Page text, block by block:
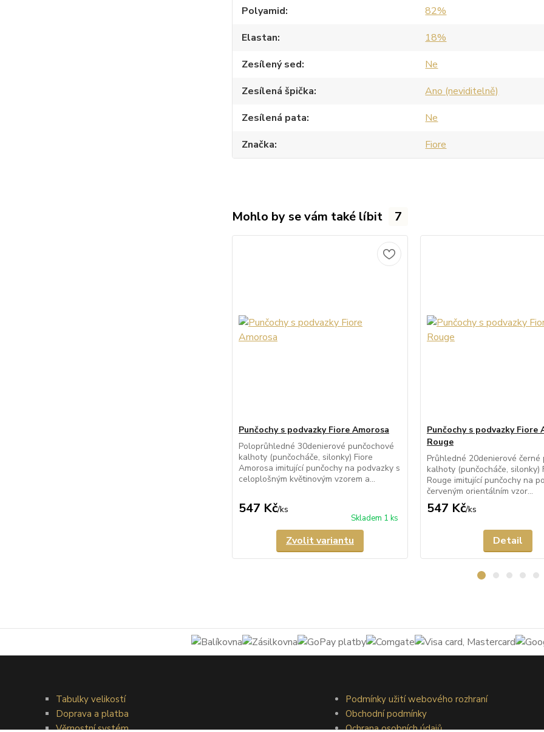
Polyamid
82%
Elastan
18%
Zesílený sed
Ne
Zesílená špička
Ano (neviditelně)
Zesílená pata
Ne
Značka
Fiore
Mohlo by se vám také líbit 7
Punčochy s podvazky Fiore Amorosa
Poloprůhledné 30denierové punčochové
kalhoty (punčocháče, silonky) Fiore
Amorosa imitující punčochy na podvazky s
celoplošným květinovým vzorem a...
547 Kč/ks
Skladem 1 ks
Zvolit variantu
Punčochy s podvazky Fiore
Rouge
Průhledné 20denierové černé
kalhoty (punčocháče, silonky)
Rouge imitující punčochy na
červeným orientálním vzor...
547 Kč/ks
Detail
Tabulky velikostí
Doprava a platba
Věrnostní systém
Podmínky užití webového rozhraní
Obchodní podmínky
Ochrana osobních údajů